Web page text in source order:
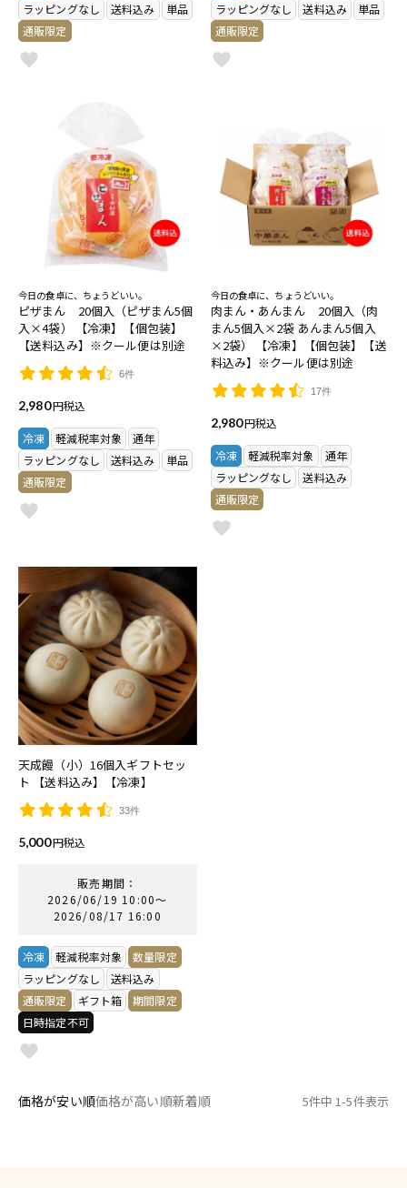
ラッピングなし
送料込み
単品
通販限定
ラッピングなし
送料込み
単品
通販限定
今日の食卓に、ちょうどいい。
ピザまん 20個入（ピザまん5個
入×4袋） 【冷凍】【個包装】
【送料込み】※クール便は別途
6件
2,980 税込
冷凍 軽減税率対象
通年
ラッピングなし
送料込み
単品
通販限定
今日の食卓に、ちょうどいい。
肉まん・あんまん 20個入（肉
まん5個入×2袋 あんまん5個入
×2袋） 【冷凍】【個包装】【送
料込み】※クール便は別途
17件
2,980 税込
冷凍 軽減税率対象
通年
ラッピングなし
送料込み
通販限定
天成饅（小）16個入ギフトセッ
ト 【送料込み】【冷凍】
33件
5,000 税込
販売期間
2026/06/19 10:00〜
2026/08/17 16:00
冷凍 軽減税率対象
数量限定
ラッピングなし
送料込み
通販限定
ギフト箱
期間限定
日時指定不可
価格が安い順価格が高い順新着順 5件中 1-5件表示